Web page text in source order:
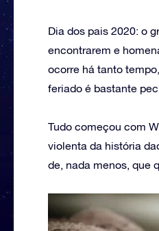
Dia dos pais 2020: o
encontrarem e
ocorre há tanto
feriado é bastante
Tudo começou com
violenta da história
de, nada menos, que